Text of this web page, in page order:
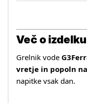
Več o izdelku
Grelnik vode
vretje in popoln
napitke vsak dan.